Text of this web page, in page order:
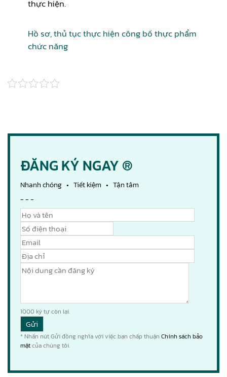
thực hiện.
Hồ sơ, thủ tục thực hiện công bố thực phẩm
chức năng
ĐĂNG KÝ NGAY ®
Nhanh chóng • Tiết kiệm • Tận tâm
- - -
1000 ký tự còn lại.
* Nhấn nút Gửi đồng nghĩa với việc bạn chấp thuận Chính sách bảo
mậtcủa chúng tôi.